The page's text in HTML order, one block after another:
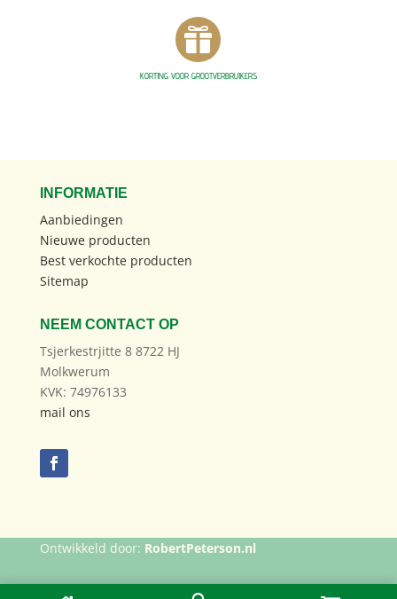

KORTING VOOR GROOTVERBRUIKERS
INFORMATIE
Aanbiedingen
Nieuwe producten
Best verkochte producten
Sitemap
NEEM CONTACT OP
Tsjerkestrjitte 8 8722 HJ
Molkwerum
KVK: 74976133
mail ons
Ontwikkeld door: RobertPeterson.nl